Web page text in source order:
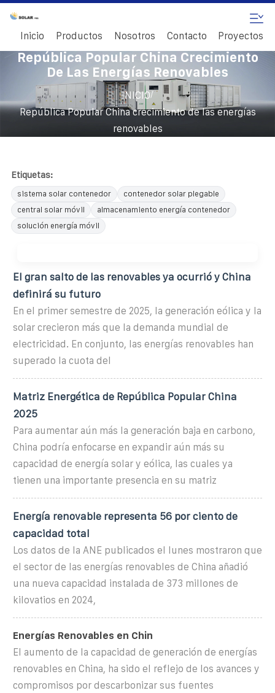
Inicio Productos Nosotros Contacto Proyectos
República Popular China Crecimiento
De Las Energías Renovables
INICIO/
República Popular China crecimiento de las energías
renovables
Etiquetas:
sistema solar contenedor
contenedor solar plegable
central solar móvil
almacenamiento energía contenedor
solución energía móvil
El gran salto de las renovables ya ocurrió y China
definirá su futuro
En el primer semestre de 2025, la generación eólica y la
solar crecieron más que la demanda mundial de
electricidad. En conjunto, las energías renovables han
superado la cuota del
Matriz Energética de República Popular China
2025
Para aumentar aún más la generación baja en carbono,
China podría enfocarse en expandir aún más su
capacidad de energía solar y eólica, las cuales ya
tienen una importante presencia en su matriz
Energía renovable representa 56 por ciento de
capacidad total
Los datos de la ANE publicados el lunes mostraron que
el sector de las energías renovables de China añadió
una nueva capacidad instalada de 373 millones de
kilovatios en 2024,
Energías Renovables en Chin
El aumento de la capacidad de generación de energías
renovables en China, ha sido el reflejo de los avances y
compromisos por descarbonizar sus fuentes